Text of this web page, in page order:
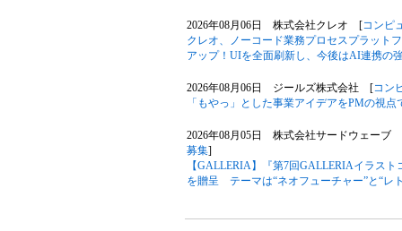
2026年08月06日 株式会社クレオ [コンピ
クレオ、ノーコード業務プロセスプラット
アップ！UIを全面刷新し、今後はAI連携の
2026年08月06日 ジールズ株式会社 [コン
「もやっ」とした事業アイデアをPMの視
2026年08月05日 株式会社サードウェー
募集]
【GALLERIA】『第7回GALLERIAイラス
を贈呈 テーマは“ネオフューチャー”と“レ